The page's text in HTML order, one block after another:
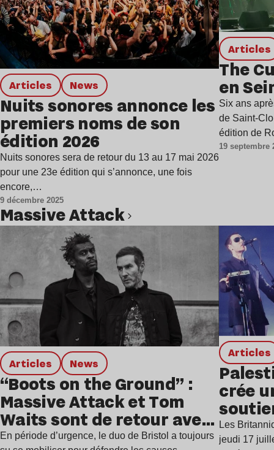
Articles news
Nuits sonores annonce les
premiers noms de son
édition 2026
Nuits sonores sera de retour du 13 au 17 mai 2026
pour une 23e édition qui s’annonce, une fois
encore,…
9 décembre 2025
Articles
The
en
Six ans
de Saint-
édition de
19 septembre
Massive Attack
Articles news
“Boots on the Ground” :
Massive Attack et Tom
Waits sont de retour avec
un single alarmant
En période d’urgence, le duo de Bristol a toujours
Articles
crée
Les
jeudi 17